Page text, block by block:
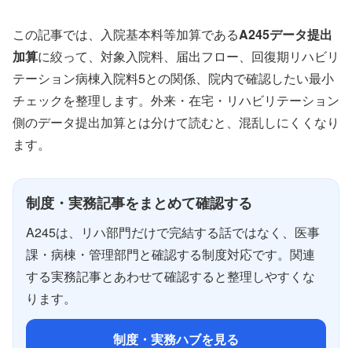
この記事では、入院基本料等加算であるA245データ提出
加算に絞って、対象入院料、届出フロー、回復期リハビリ
テーション病棟入院料5との関係、院内で確認したい最小
チェックを整理します。外来・在宅・リハビリテーション
側のデータ提出加算とは分けて読むと、混乱しにくくなり
ます。
制度・実務記事をまとめて確認する
A245は、リハ部門だけで完結する話ではなく、医事
課・病棟・管理部門と確認する制度対応です。関連
する実務記事とあわせて確認すると整理しやすくな
ります。
制度・実務ハブを見る